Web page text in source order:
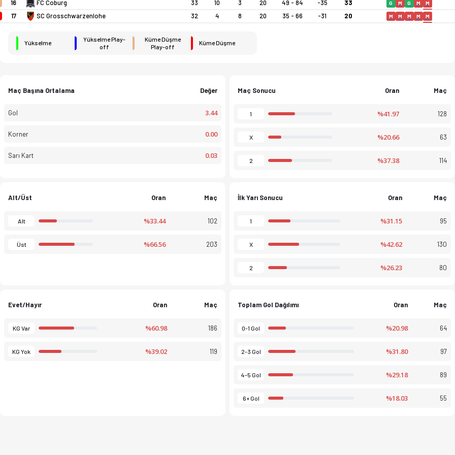
Oberliga 25-26 sezonu puan durumu, haftalık fikstür ve maç istatistiklerini Ofsayt'ta canlı takip et. Gol krallığı ve kart
16 FC Coburg 33 10 3 20 49 - 84 -35 33 G M G M M
17 SC Grosschwarzenlohe 32 4 8 20 35 - 66 -31 20 M M M M M
Yükselme
Yükselme Play-
off
Küme Düşme
Play-off
Küme Düşme
Maç Başına Ortalama Değer
Gol 3.44
Korner 0.00
Sarı Kart 0.03
Maç Sonucu Oran Maç
1 %41.97 128
X %20.66 63
2 %37.38 114
Alt/Üst Oran Maç
Alt %33.44 102
Üst %66.56 203
İlk Yarı Sonucu Oran Maç
1 %31.15 95
X %42.62 130
2 %26.23 80
Evet/Hayır Oran Maç
KG Var %60.98 186
KG Yok %39.02 119
Toplam Gol Dağılımı Oran Maç
0-1 Gol %20.98 64
2-3 Gol %31.80 97
4-5 Gol %29.18 89
6+ Gol %18.03 55